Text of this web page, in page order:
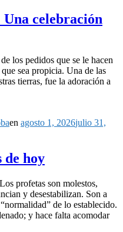
celebración
los pedidos que se le hacen
sea propicia. Una de las
tierras, fue la adoración a
en agosto 1, 2026julio 31,
de hoy
profetas son molestos,
y desestabilizan. Son a
de lo establecido.
y hace falta acomodar